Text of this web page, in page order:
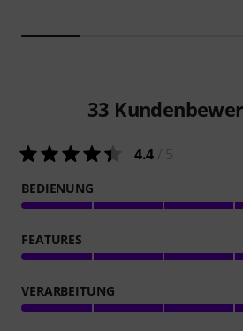
33
4.4
BEDIENUNG
FEATURES
VERARBEITUNG